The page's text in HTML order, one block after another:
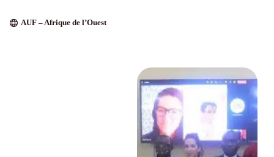
AUF – Afrique de l’Ouest